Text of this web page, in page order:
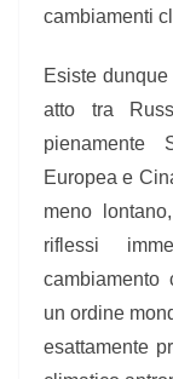
cambiamenti
Esiste
atto tra
pienamente
Europea e
meno
riflessi
cambiamento
un ordine
esattamente